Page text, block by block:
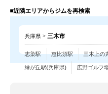
■近隣エリアからジムを再検索
兵庫県 > 三木市
志染駅 恵比須駅 三木上の
緑が丘駅(兵庫県) 広野ゴルフ